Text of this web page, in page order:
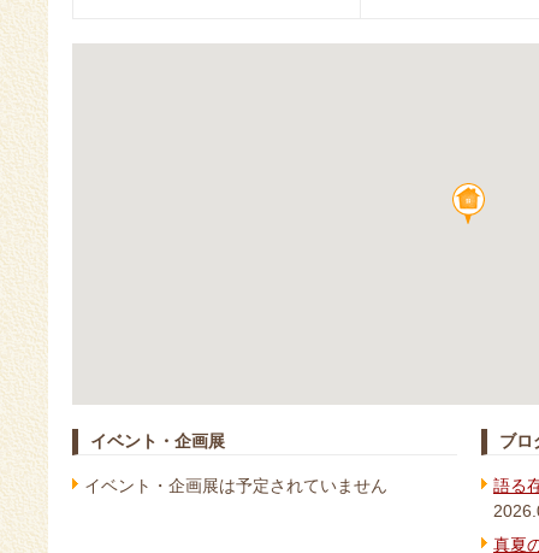
イベント・企画展
イベント・企画展は予定されていません
ブロ
語る
真夏